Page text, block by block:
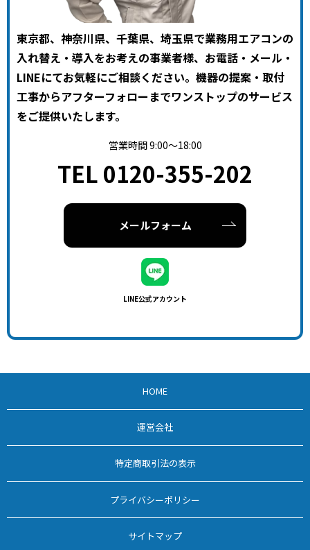
東京都、神奈川県、千葉県、埼玉県で業務用エアコンの
入れ替え・導入をお考えの事業者様、お電話・メール・
LINEにてお気軽にご相談ください。機器の提案・取付
工事からアフターフォローまでワンストップのサービス
をご提供いたします。
営業時間 9:00～18:00
TEL 0120-355-202
メールフォーム
LINE公式アカウント
HOME
運営会社
特定商取引法の表示
プライバシーポリシー
サイトマップ